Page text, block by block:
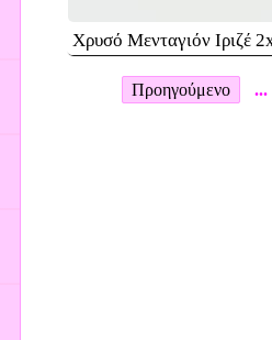
Χρυσό Μενταγιόν Ιριζέ
Προηγούμενο ...